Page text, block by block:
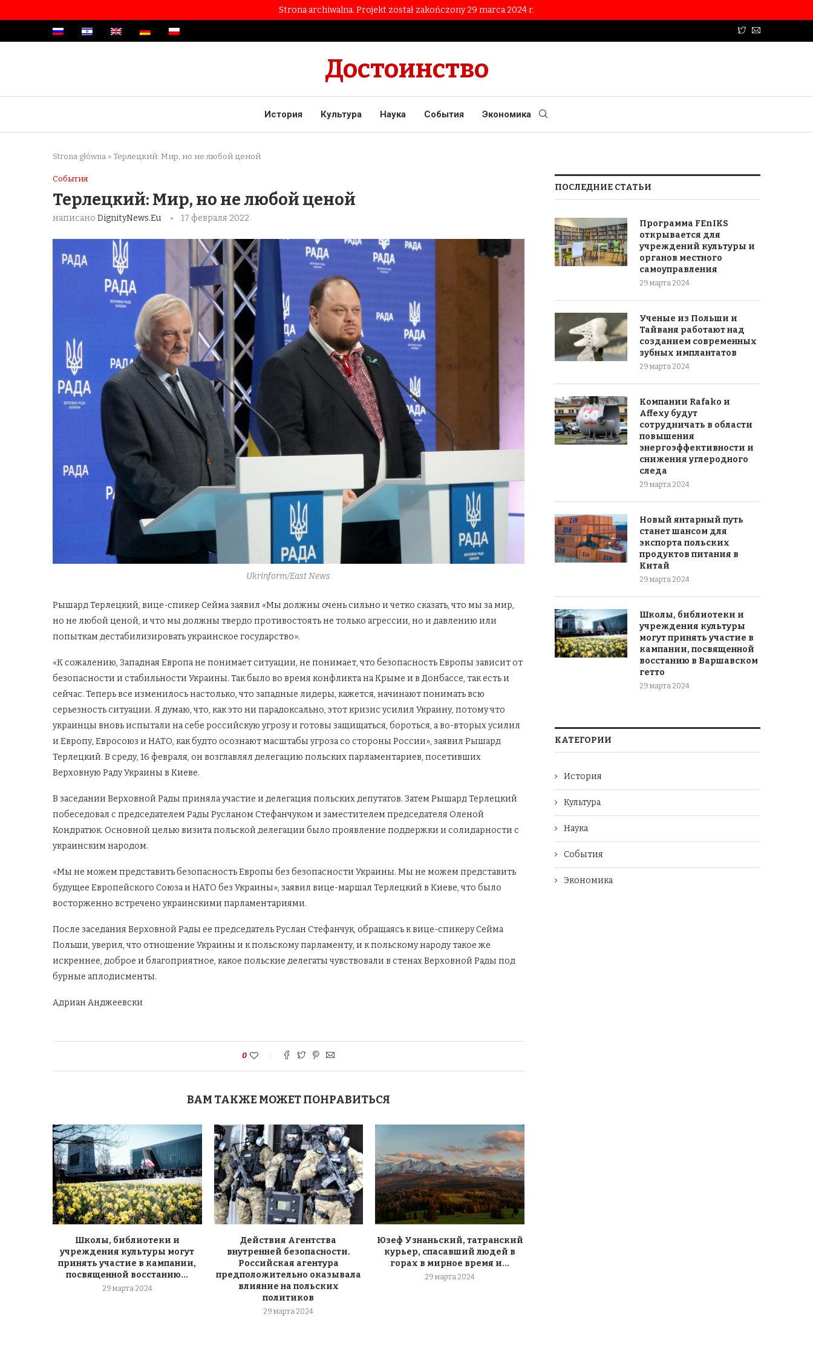
Strona archiwalna. Projekt został zakończony 29 marca 2024 r.
Достоинство
История Культура Наука События Экономика
Strona główna » Терлецкий: Мир, но не любой ценой
События
Терлецкий: Мир, но не любой ценой
написано DignityNews.eu 17 февраля 2022
Ukrinform/East News
Рышард Терлецкий, вице-спикер Сейма заявил «Мы должны очень сильно и четко сказать, что мы за мир,
но не любой ценой, и что мы должны твердо противостоять не только агрессии, но и давлению или
попыткам дестабилизировать украинское государство».
«К сожалению, Западная Европа не понимает ситуации, не понимает, что безопасность Европы зависит от
безопасности и стабильности Украины. Так было во время конфликта на Крыме и в Донбассе, так есть и
сейчас. Теперь все изменилось настолько, что западные лидеры, кажется, начинают понимать всю
серьезность ситуации. Я думаю, что, как это ни парадоксально, этот кризис усилил Украину, потому что
украинцы вновь испытали на себе российскую угрозу и готовы защищаться, бороться, а во-вторых усилил
и Европу, Евросоюз и НАТО, как будто осознают масштабы угроза со стороны России», заявил Рышард
Терлецкий. В среду, 16 февраля, он возглавлял делегацию польских парламентариев, посетивших
Верховную Раду Украины в Киеве.
В заседании Верховной Рады приняла участие и делегация польских депутатов. Затем Рышард Терлецкий
побеседовал с председателем Рады Русланом Стефанчуком и заместителем председателя Оленой
Кондратюк. Основной целью визита польской делегации было проявление поддержки и солидарности с
украинским народом.
«Мы не можем представить безопасность Европы без безопасности Украины. Мы не можем представить
будущее Европейского Союза и НАТО без Украины», заявил вице-маршал Терлецкий в Киеве, что было
восторженно встречено украинскими парламентариями.
После заседания Верховной Рады ее председатель Руслан Стефанчук, обращаясь к вице-спикеру Сейма
Польши, уверил, что отношение Украины и к польскому парламенту, и к польскому народу такое же
искреннее, доброе и благоприятное, какое польские делегаты чувствовали в стенах Верховной Рады под
бурные аплодисменты.
Адриан Анджеевски
0
ВАМ ТАКЖЕ МОЖЕТ ПОНРАВИТЬСЯ
Школы, библиотеки и
учреждения культуры могут
принять участие в кампании,
посвященной восстанию...
29 марта 2024
Действия Агентства
внутренней безопасности.
Российская агентура
предположительно оказывала
влияние на польских
политиков
29 марта 2024
Юзеф Узнаньский, татранский
курьер, спасавший людей в
горах в мирное время и...
29 марта 2024
ПОСЛЕДНИЕ СТАТЬИ
Программа FEnIKS
открывается для
учреждений культуры и
органов местного
самоуправления
29 марта 2024
Ученые из Польши и
Тайваня работают над
созданием современных
зубных имплантатов
29 марта 2024
Компании Rafako и
Affexy будут
сотрудничать в области
повышения
энергоэффективности и
снижения углеродного
следа
29 марта 2024
Новый янтарный путь
станет шансом для
экспорта польских
продуктов питания в
Китай
29 марта 2024
Школы, библиотеки и
учреждения культуры
могут принять участие в
кампании, посвященной
восстанию в Варшавском
гетто
29 марта 2024
КАТЕГОРИИ
История
Культура
Наука
События
Экономика